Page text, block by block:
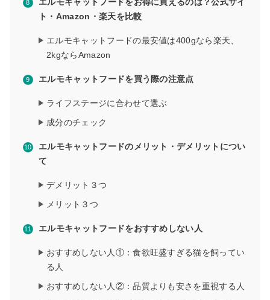
ト・Amazon・楽天を比較
エルモキャットフードの最安値は400gなら楽天、
2kgならAmazon
エルモキャットフードを買う際の注意点
ライフステージに合わせて選ぶ
成分のチェック
エルモキャットフードのメリット・デメリットについ
て
デメリット３つ
メリット３つ
エルモキャットフードをおすすめしない人
おすすめしない人①：食欲旺盛すぎる猫を飼ってい
る人
おすすめしない人②：品質よりも安さを重視する人